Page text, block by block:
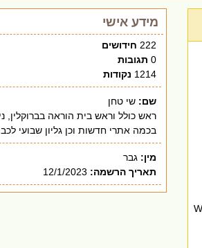
מידע אישי
222 חידושים
0 תגובות
1214 נקודות
שם: שי טחן
ראש כולל וראש בית הוראה בברוקלין,
בכמה אתרי חדשות וכן גליון שבועי
מין: גבר
תאריך הרשמה: 12/1/2023